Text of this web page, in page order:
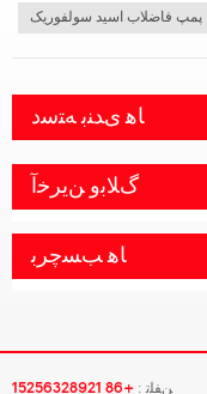
پمپ فاضلاب اسید سولفوریک
ﺎﻫ ﯼﺪﻨﺑ ﻪﺘﺳﺩ
ﮒﻼ ﺑﻭ ﻦﯾﺮﺧﺁ
ﺎﻫ ﺐﺴﭼﺮﺑ
ﻦﻔﻠﺗ : +86 15256328921